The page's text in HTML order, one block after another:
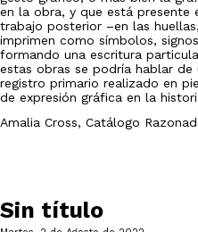
en la obra, y que está presente
trabajo posterior –en las
imprimen como símbolos,
formando una escritura
estas obras se podría hablar
registro primario realizado en
de expresión gráfica en la
Amalia Cross, Catálogo
Sin título